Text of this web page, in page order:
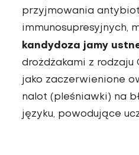
przyjmowania
immunosupresyjnych,
kandydoza jamy
drożdżakami z rodzaju
jako zaczerwienione
nalot (pleśniawki) na
języku, powodu­jące